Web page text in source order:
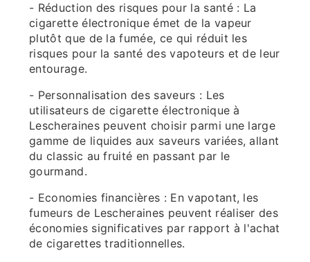
- Réduction des risques pour la santé : La
cigarette électronique émet de la vapeur
plutôt que de la fumée, ce qui réduit les
risques pour la santé des vapoteurs et de leur
entourage.
- Personnalisation des saveurs : Les
utilisateurs de cigarette électronique à
Lescheraines peuvent choisir parmi une large
gamme de liquides aux saveurs variées, allant
du classic au fruité en passant par le
gourmand.
- Economies financières : En vapotant, les
fumeurs de Lescheraines peuvent réaliser des
économies significatives par rapport à l'achat
de cigarettes traditionnelles.